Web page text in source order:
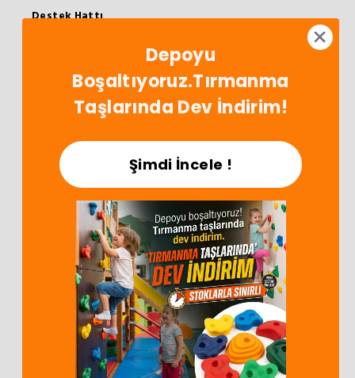
Destek Hattı
App'i İndir!
İndirimleri Kaçırma!
© 2024 Oyunterapimarket.com ikas E-Ticaret Altyapısı ile Hazırlanmıştır.
Satış Sözleşmesi SSS Bize Ulaşın
Depoyu
Boşaltıyoruz.Tırmanma
Taşlarında Dev İndirim!
Şimdi İncele !